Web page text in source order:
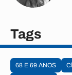
Tags
68 E 69 ANOS